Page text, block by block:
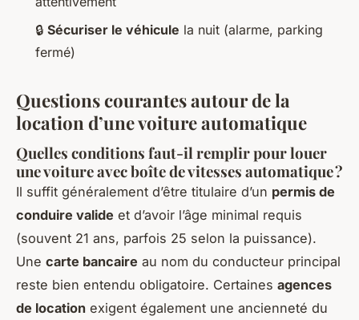
🔒 Sécuriser le véhicule la nuit (alarme, parking
fermé)
Questions courantes autour de la
location d’une voiture automatique
Quelles conditions faut-il remplir pour louer
une voiture avec boîte de vitesses automatique ?
Il suffit généralement d’être titulaire d’un permis de
conduire valide et d’avoir l’âge minimal requis
(souvent 21 ans, parfois 25 selon la puissance).
Une carte bancaire au nom du conducteur principal
reste bien entendu obligatoire. Certaines agences
de location exigent également une ancienneté du